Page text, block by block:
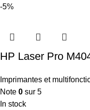
-5%
HP Laser Pro
Imprimantes et
Note 0 sur 5
In stock